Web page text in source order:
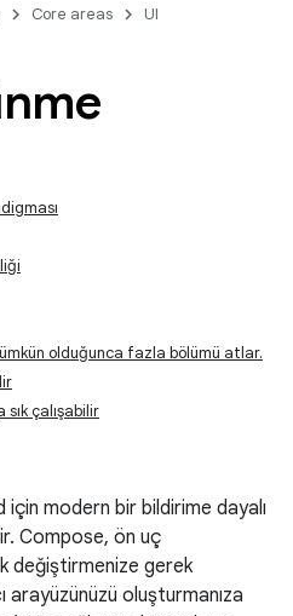
Core areas
UI
olduğunca fazla bölümü atlar.
çalışabilir
modern bir bildirime dayalı
Compose, ön uç
değiştirmenize gerek
arayüzünüzü oluşturmanıza